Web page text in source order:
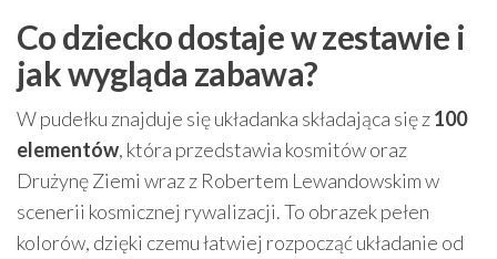
Co dziecko dostaje w zestawie i
jak wygląda zabawa?
W pudełku znajduje się układanka składająca się z100
elementów, która przedstawia kosmitów oraz
Drużynę Ziemi wraz z Robertem Lewandowskim w
scenerii kosmicznej rywalizacji. To obrazek pełen
kolorów, dzięki czemu łatwiej rozpocząć układanie od